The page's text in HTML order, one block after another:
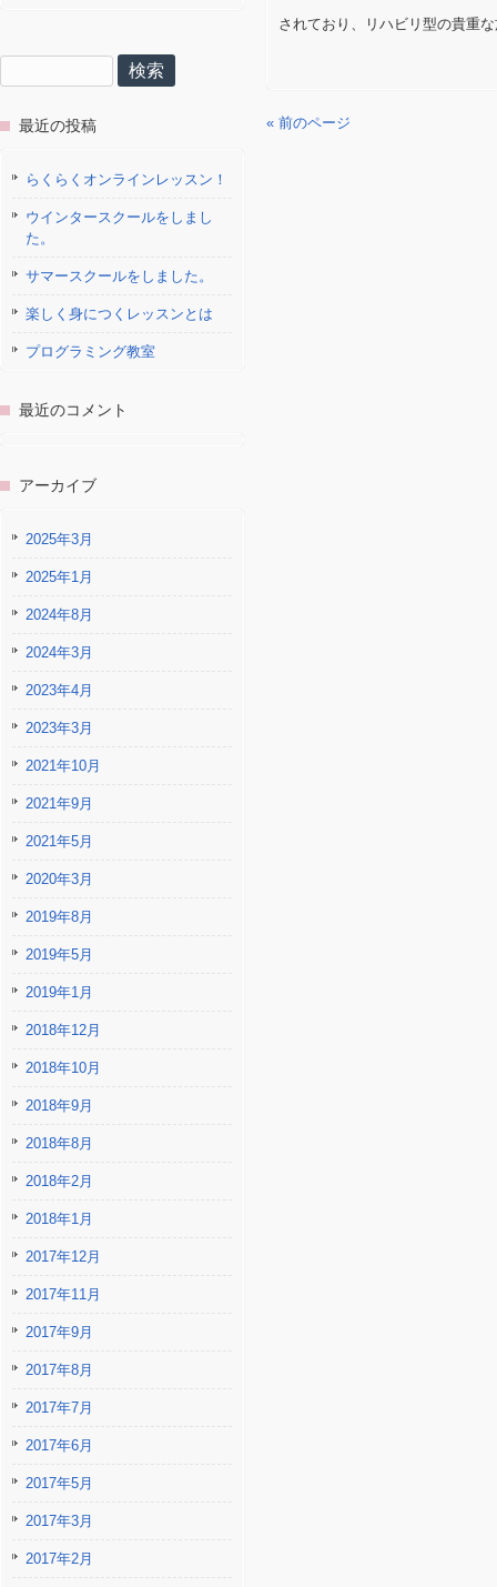
されており、リハビリ型の貴重
« 前のページ
索:
最近の投稿
らくらくオンラインレッスン！
ウインタースクールをしまし
た。
サマースクールをしました。
楽しく身につくレッスンとは
プログラミング教室
最近のコメント
アーカイブ
2025年3月
2025年1月
2024年8月
2024年3月
2023年4月
2023年3月
2021年10月
2021年9月
2021年5月
2020年3月
2019年8月
2019年5月
2019年1月
2018年12月
2018年10月
2018年9月
2018年8月
2018年2月
2018年1月
2017年12月
2017年11月
2017年9月
2017年8月
2017年7月
2017年6月
2017年5月
2017年3月
2017年2月